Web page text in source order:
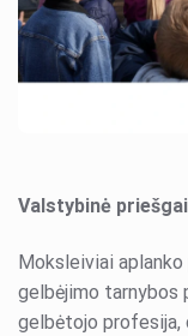
Valstybinė
Moksleiviai
gelbėjimo tarnybos
gelbėtojo profesija,